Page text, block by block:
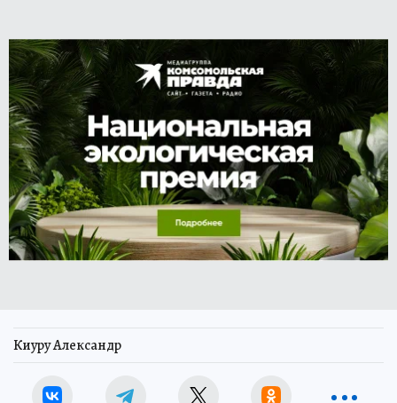
Киуру Александр